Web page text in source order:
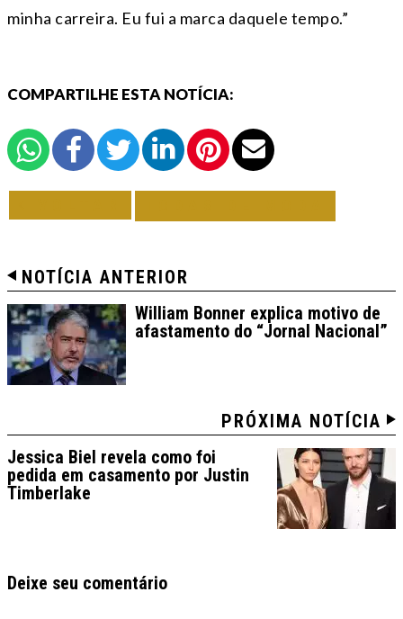
minha carreira. Eu fui a marca daquele tempo.”
COMPARTILHE ESTA NOTÍCIA:
NOTÍCIA ANTERIOR
William Bonner explica motivo de
afastamento do “Jornal Nacional”
PRÓXIMA NOTÍCIA
Jessica Biel revela como foi
pedida em casamento por Justin
Timberlake
Deixe seu comentário